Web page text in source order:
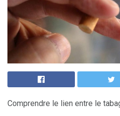
Comprendre le lien entre le